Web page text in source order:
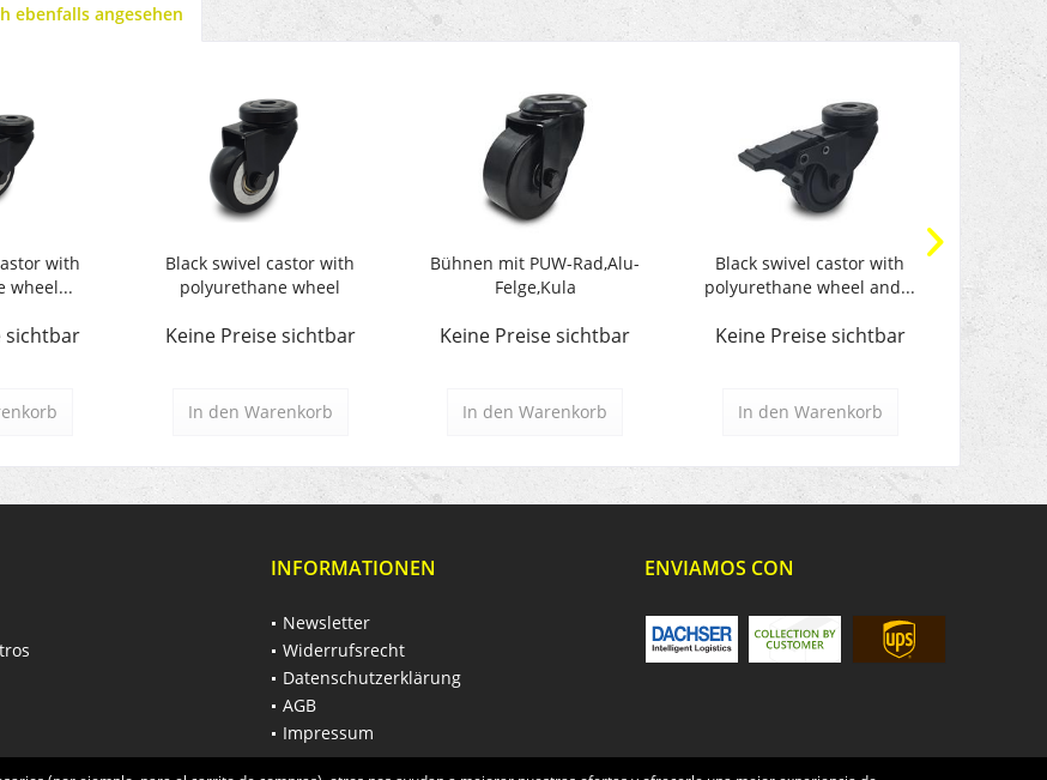
ebenfalls angesehen
with
wheel...
sichtbar
Black swivel castor with
polyurethane wheel
Keine Preise sichtbar
In den Warenkorb
Bühnen mit PUW-Rad,Alu-
Felge,Kula
Keine Preise sichtbar
In den Warenkorb
Black swivel castor with
polyurethane wheel and...
Keine Preise sichtbar
In den Warenkorb
INFORMATIONEN
Newsletter
Widerrufsrecht
Datenschutzerklärung
AGB
Impressum
ENVIAMOS CON